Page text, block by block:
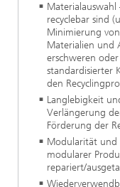
recyclebar sind
Minimierung
Materialien und
erschweren
standardisierter
den
Langlebigkeit
Verlängerung
Förderung der
Modularität und
modularer
repariert/